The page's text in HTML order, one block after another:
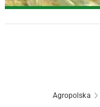
Agropolska